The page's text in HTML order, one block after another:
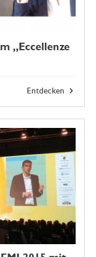
„Eccellenze
Entdecken